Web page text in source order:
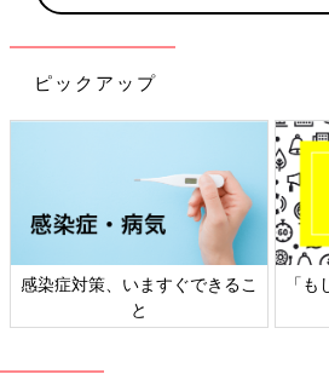
ピックアップ
日本外来小児科学会リーフレッ
ト検討会
六